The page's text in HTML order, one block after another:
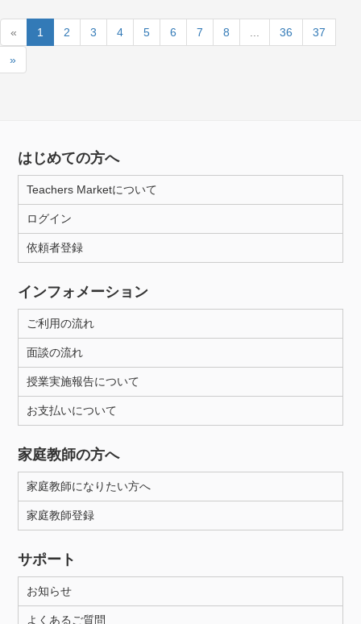
« 1 2 3 4 5 6 7 8 36 37
»
はじめての方へ
Teachers Marketについて
ログイン
依頼者登録
インフォメーション
ご利用の流れ
面談の流れ
授業実施報告について
お支払いについて
家庭教師の方へ
家庭教師になりたい方へ
家庭教師登録
サポート
お知らせ
よくあるご質問